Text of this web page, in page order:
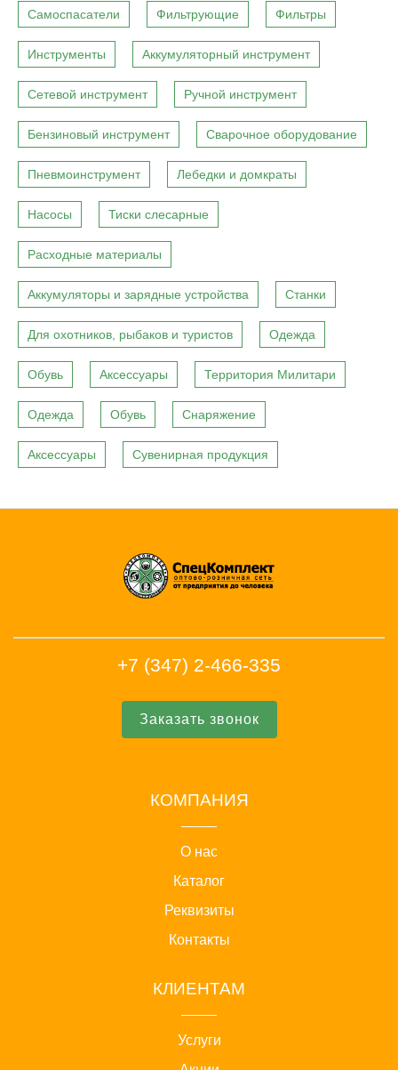
Самоспасатели Фильтрующие Фильтры
Инструменты Аккумуляторный инструмент
Сетевой инструмент Ручной инструмент
Бензиновый инструмент Сварочное оборудование
Пневмоинструмент Лебедки и домкраты
Насосы Тиски слесарные
Расходные материалы
Аккумуляторы и зарядные устройства Станки
Для охотников, рыбаков и туристов Одежда
Обувь Аксессуары Территория Милитари
Одежда Обувь Снаряжение
Аксессуары Сувенирная продукция
+7 (347) 2-466-335
Заказать звонок
КОМПАНИЯ
О нас
Каталог
Реквизиты
Контакты
КЛИЕНТАМ
Услуги